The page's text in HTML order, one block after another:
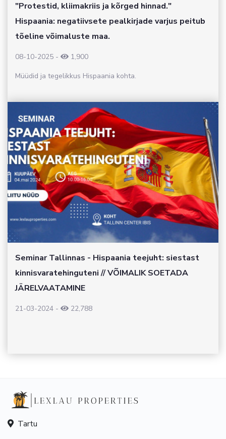
"Protestid, kliimakriis ja kõrged hinnad."
Hispaania: negatiivsete pealkirjade varjus peitub
tõeline võimaluste maa.
08-10-2025 -
1,900
Müüdid ja tegelikkus Hispaania kohta.
Seminar Tallinnas - Hispaania teejuht: siestast
kinnisvaratehinguteni // VÕIMALIK SOETADA
JÄRELVAATAMINE
21-03-2024 - 22,788
Tartu